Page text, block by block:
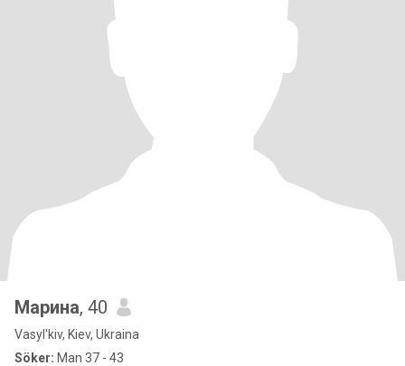
Марина, 40
Vasyl'kiv, Kiev, Ukraina
Söker: Man 37 - 43